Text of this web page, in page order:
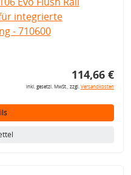
integrierte
- 710600
114,66 €
inkl. gesetzl. MwSt., zzgl.Versandkosten